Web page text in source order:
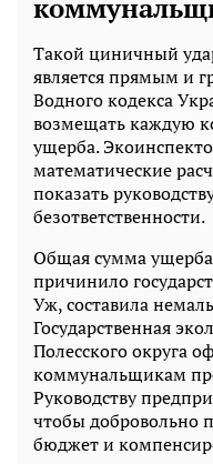
Такой циничный
является прямым и
Водного кодекса
возмещать каждую
ущерба.
математические
показать
безответственности.
Общая сумма
причинило
Уж, составила
Государственная
Полесского округа
коммунальщикам
Руководству
чтобы добровольно
бюджет и